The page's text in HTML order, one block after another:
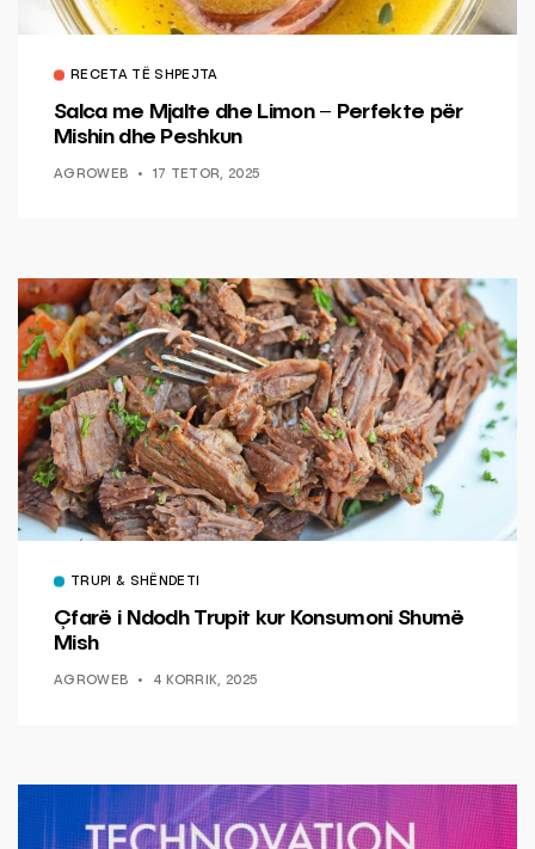
RECETA TË SHPEJTA
Salca me Mjalte dhe Limon – Perfekte për
Mishin dhe Peshkun
AGROWEB 17 TETOR, 2025
TRUPI & SHËNDETI
Çfarë i Ndodh Trupit kur Konsumoni Shumë
Mish
AGROWEB 4 KORRIK, 2025